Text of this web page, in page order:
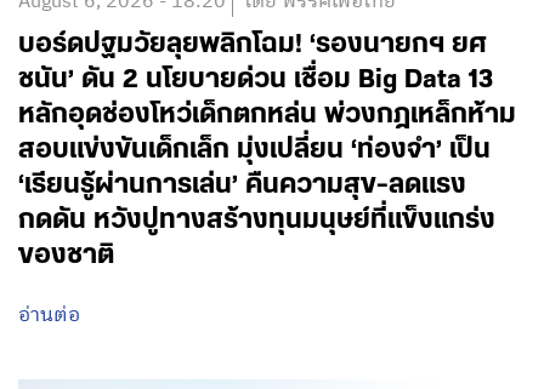
บอร์ดปฐมวัยลุยพลิกโฉม! ‘รองนายกฯ ยศ
ชนัน’ ดัน 2 นโยบายด่วน เชื่อม Big Data 13
หลักอุดช่องโหว่เด็กตกหล่น พ่วงกฎเหล็กห้าม
สอบแข่งขันเด็กเล็ก มุ่งเปลี่ยน ‘ท่องจำ’ เป็น
‘เรียนรู้ผ่านการเล่น’ คืนความสุข-ลดแรง
กดดัน หวังปูทางสร้างทุนมนุษย์ที่แข็งแกร่ง
ของชาติ
อ่านต่อ